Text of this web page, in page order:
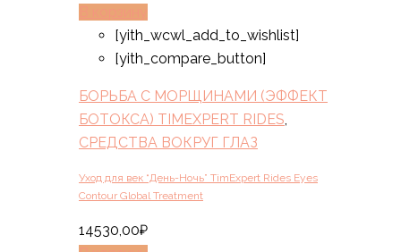
[yith_wcwl_add_to_wishlist]
[yith_compare_button]
БОРЬБА С МОРЩИНАМИ (ЭФФЕКТ
БОТОКСА) TIMEXPERT RIDES,
СРЕДСТВА ВОКРУГ ГЛАЗ
Уход для век “День-Ночь” TimExpert Rides Eyes
Contour Global Treatment
14530,00₽